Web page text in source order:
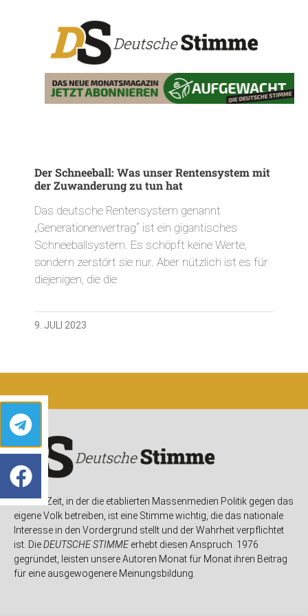
Der Schneeball: Was unser Rentensystem mit
der Zuwanderung zu tun hat
Das deutsche Rentensystem genannt
„Generationenvertrag“ ist ein gigantisches
Schneeballsystem. Es schöpft keine Werte,
sondern zerstört sie nur. Aber nützlich ist es für
diejenigen, die die
9. JULI 2023
In einer Zeit, in der die etablierten Massenmedien Politik gegen das
eigene Volk betreiben, ist eine Stimme wichtig, die das nationale
Interesse in den Vordergrund stellt und der Wahrheit verpflichtet
ist. DieDEUTSCHE STIMMEerhebt diesen Anspruch. 1976
gegründet, leisten unsere Autoren Monat für Monat ihren Beitrag
für eine ausgewogenere Meinungsbildung.